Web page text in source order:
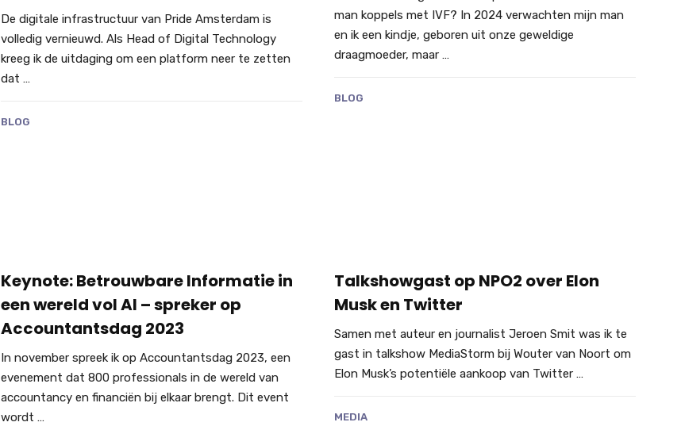
De digitale infrastructuur van Pride Amsterdam is
volledig vernieuwd. Als Head of Digital Technology
kreeg ik de uitdaging om een platform neer te zetten
dat …
BLOG
man koppels met IVF? In 2024 verwachten mijn man
en ik een kindje, geboren uit onze geweldige
draagmoeder, maar …
BLOG
Keynote: Betrouwbare Informatie in
een wereld vol AI – spreker op
Accountantsdag 2023
In november spreek ik op Accountantsdag 2023, een
evenement dat 800 professionals in de wereld van
accountancy en financiën bij elkaar brengt. Dit event
wordt …
Talkshowgast op NPO2 over Elon
Musk en Twitter
Samen met auteur en journalist Jeroen Smit was ik te
gast in talkshow MediaStorm bij Wouter van Noort om
Elon Musk’s potentiële aankoop van Twitter …
MEDIA